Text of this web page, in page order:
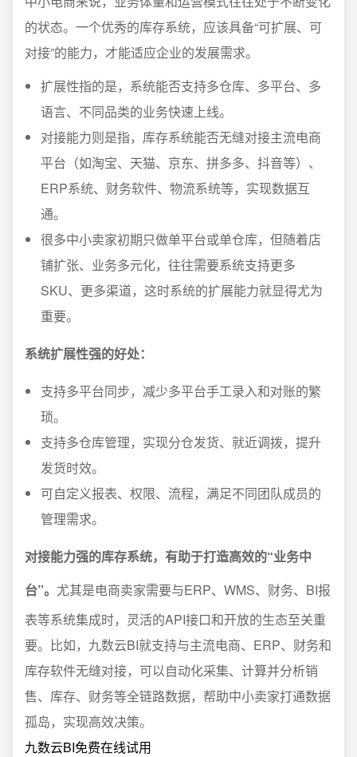
的状态。一个优秀的库存系统，应该具备“可扩展、可
对接”的能力，才能适应企业的发展需求。
扩展性指的是，系统能否支持多仓库、多平台、多
语言、不同品类的业务快速上线。
对接能力则是指，库存系统能否无缝对接主流电商
平台（如淘宝、天猫、京东、拼多多、抖音等）、
ERP系统、财务软件、物流系统等，实现数据互
通。
很多中小卖家初期只做单平台或单仓库，但随着店
铺扩张、业务多元化，往往需要系统支持更多
SKU、更多渠道，这时系统的扩展能力就显得尤为
重要。
系统扩展性强的好处：
支持多平台同步，减少多平台手工录入和对账的繁
琐。
支持多仓库管理，实现分仓发货、就近调拨，提升
发货时效。
可自定义报表、权限、流程，满足不同团队成员的
管理需求。
对接能力强的库存系统，有助于打造高效的“业务中
台”。 尤其是电商卖家需要与ERP、WMS、财务、BI报
表等系统集成时，灵活的API接口和开放的生态至关重
要。比如，九数云BI就支持与主流电商、ERP、财务和
库存软件无缝对接，可以自动化采集、计算并分析销
售、库存、财务等全链路数据，帮助中小卖家打通数据
孤岛，实现高效决策。
九数云BI免费在线试用